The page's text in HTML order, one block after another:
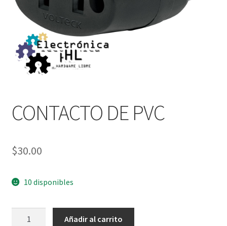
CONTACTO DE PVC
$30.00
10 disponibles
Añadir al carrito